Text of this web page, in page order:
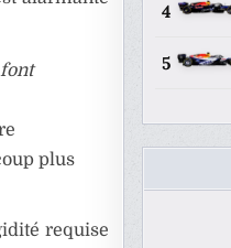
plus
requise
4
5